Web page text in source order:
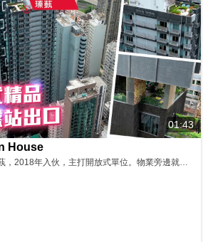
01:43
House
西營盤單幢式精品項目瑧蓺，2018年入伙，主打開放式單位。物業旁邊就是港鐵西營盤站B3出口，而對出的德輔道西亦提供電車和前往觀塘、荔枝角等地的過海巴士，交通便利，適合追求便捷都市生活的人士。 同區筍盤： https://bit.ly/3yW1Bic 鄰近中原地產分行: 西半山樂信臺分行B組 28580146 西半山蔚然分行 28030373 西半山干德道華麗閣分行B組 2546...